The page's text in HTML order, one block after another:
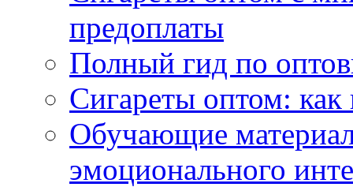
предоплаты
Полный гид по
Сигареты оптом:
Обучающие
эмоционального